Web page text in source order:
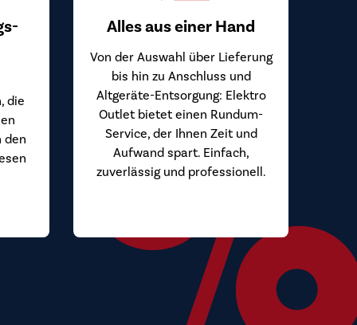
die
den
Alles aus einer Hand
Von der Auswahl über Lieferung
bis hin zu Anschluss und
Altgeräte-Entsorgung: Elektro
Outlet bietet einen Rundum-
Service, der Ihnen Zeit und
Aufwand spart. Einfach,
zuverlässig und professionell.